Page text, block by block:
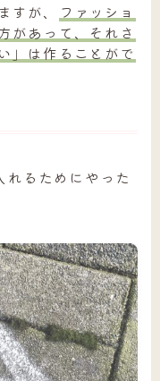
すが、
ファッショ
があって、それさ
」は作ることがで
るためにやった